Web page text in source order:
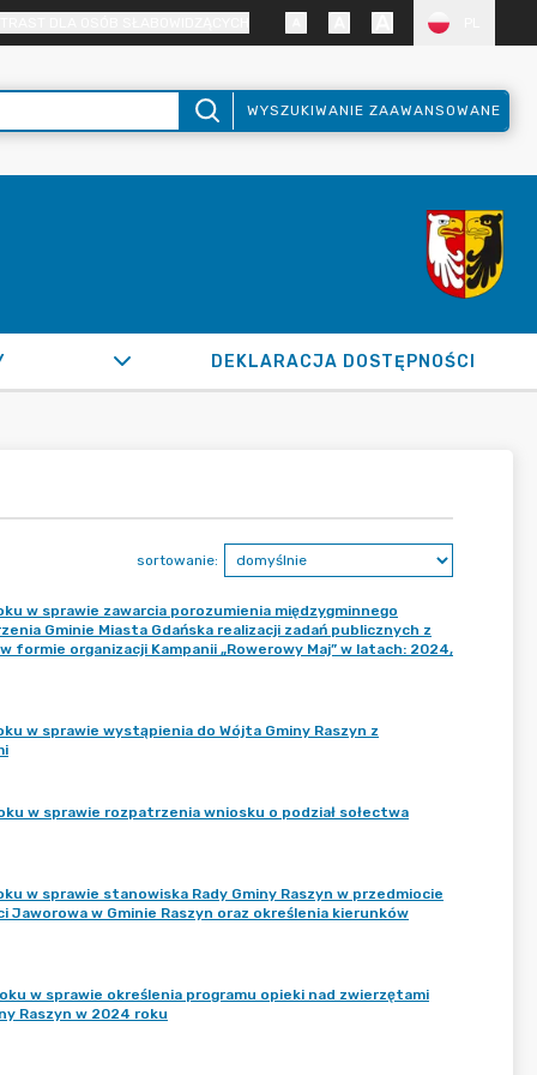
WYSZUKIWANIE ZAAWANSOWANE
DEKLARACJA DOSTĘPNOŚCI
sortowanie:
w sprawie zawarcia porozumienia międzygminnego
Gminie Miasta Gdańska realizacji zadań publicznych z
organizacji Kampanii „Rowerowy Maj” w latach: 2024,
w sprawie wystąpienia do Wójta Gminy Raszyn z
w sprawie rozpatrzenia wniosku o podział sołectwa
w sprawie stanowiska Rady Gminy Raszyn w przedmiocie
w Gminie Raszyn oraz określenia kierunków
w sprawie określenia programu opieki nad zwierzętami
Raszyn w 2024 roku